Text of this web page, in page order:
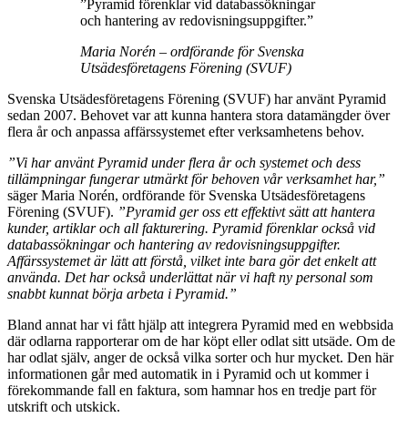
”Pyramid förenklar vid databassökningar
och hantering av redovisningsuppgifter.”
Maria Norén – ordförande för Svenska
Utsädesföretagens Förening (SVUF)
Svenska Utsädesföretagens Förening (SVUF) har använt Pyramid
sedan 2007. Behovet var att kunna hantera stora datamängder över
flera år och anpassa affärssystemet efter verksamhetens behov.
”Vi har använt Pyramid under flera år och systemet och dess
tillämpningar fungerar utmärkt för behoven vår verksamhet har,”
säger Maria Norén, ordförande för Svenska Utsädesföretagens
Förening (SVUF). ”Pyramid ger oss ett effektivt sätt att hantera
kunder, artiklar och all fakturering. Pyramid förenklar också vid
databassökningar och hantering av redovisningsuppgifter.
Affärssystemet är lätt att förstå, vilket inte bara gör det enkelt att
använda. Det har också underlättat när vi haft ny personal som
snabbt kunnat börja arbeta i Pyramid.”
Bland annat har vi fått hjälp att integrera Pyramid med en webbsida
där odlarna rapporterar om de har köpt eller odlat sitt utsäde. Om de
har odlat själv, anger de också vilka sorter och hur mycket. Den här
informationen går med automatik in i Pyramid och ut kommer i
förekommande fall en faktura, som hamnar hos en tredje part för
utskrift och utskick.